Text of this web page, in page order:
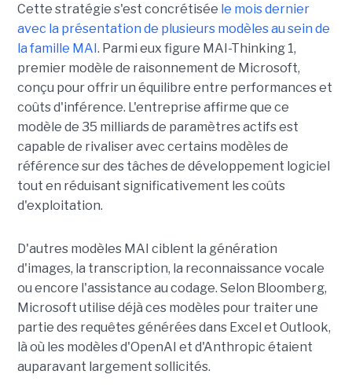
Cette stratégie s'est concrétisée le mois dernier
avec la présentation de plusieurs modèles au sein de
la famille MAI . Parmi eux figure MAI-Thinking 1,
premier modèle de raisonnement de Microsoft,
conçu pour offrir un équilibre entre performances et
coûts d'inférence. L'entreprise affirme que ce
modèle de 35 milliards de paramètres actifs est
capable de rivaliser avec certains modèles de
référence sur des tâches de développement logiciel
tout en réduisant significativement les coûts
d'exploitation.
D'autres modèles MAI ciblent la génération
d'images, la transcription, la reconnaissance vocale
ou encore l'assistance au codage. Selon Bloomberg,
Microsoft utilise déjà ces modèles pour traiter une
partie des requêtes générées dans Excel et Outlook,
là où les modèles d'OpenAI et d'Anthropic étaient
auparavant largement sollicités.